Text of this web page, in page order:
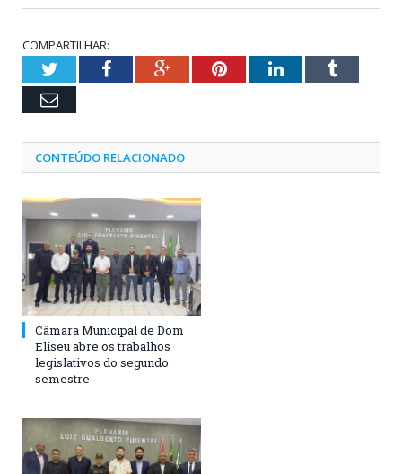
COMPARTILHAR:
TwitterFacebookGoogle+PinterestLinkedInTumblr
Email
CONTEÚDO RELACIONADO
Câmara Municipal de Dom
Eliseu abre os trabalhos
legislativos do segundo
semestre